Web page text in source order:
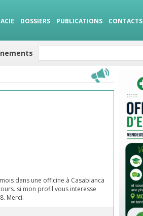
DOSSIERS PUBLICATIONS CONTACTS
dans une officine à Casablanca
si mon profil vous interesse
Merci.